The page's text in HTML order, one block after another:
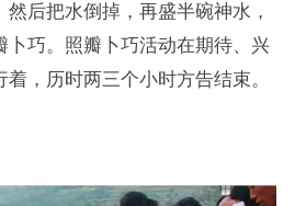
后把水倒掉，再盛半碗神水，
卜巧。照瓣卜巧活动在期待、兴
，历时两三个小时方告结束。